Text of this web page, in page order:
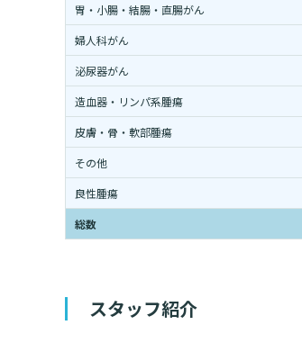
胃・小腸・結腸・直腸がん
婦人科がん
泌尿器がん
造血器・リンパ系腫瘍
皮膚・骨・軟部腫瘍
その他
良性腫瘍
総数
スタッフ紹介